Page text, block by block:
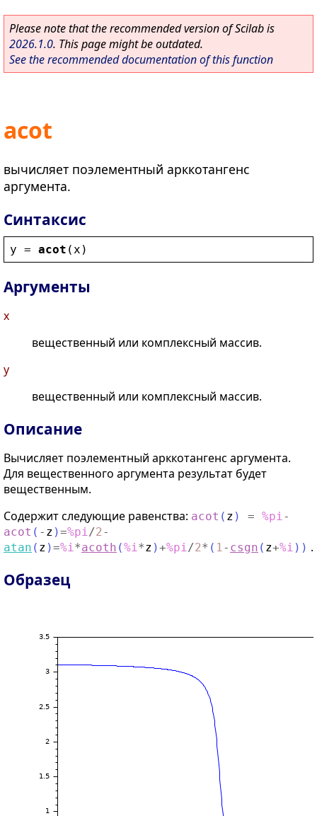
Please note that the recommended version of Scilab is
2026.1.0. This page might be outdated.
See the recommended documentation of this function
acot
вычисляет поэлементный арккотангенс
аргумента.
Синтаксис
y = acot ( x )
Аргументы
x
вещественный или комплексный массив.
y
вещественный или комплексный массив.
Описание
Вычисляет поэлементный арккотангенс аргумента.
Для вещественного аргумента результат будет
вещественным.
Содержит следующие равенства: acot ( z ) = %pi-
acot ( - z )=%pi/2-
atan ( z )=%i*acoth (%i*z )+%pi/2* ( 1- csgn ( z+%i ) ) .
Образец